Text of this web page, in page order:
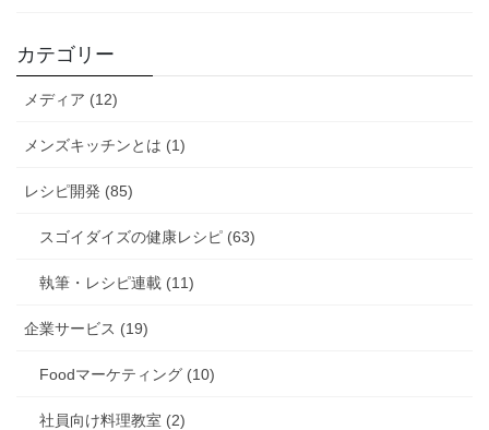
カテゴリー
メディア (12)
メンズキッチンとは (1)
レシピ開発 (85)
スゴイダイズの健康レシピ (63)
執筆・レシピ連載 (11)
企業サービス (19)
Foodマーケティング (10)
社員向け料理教室 (2)